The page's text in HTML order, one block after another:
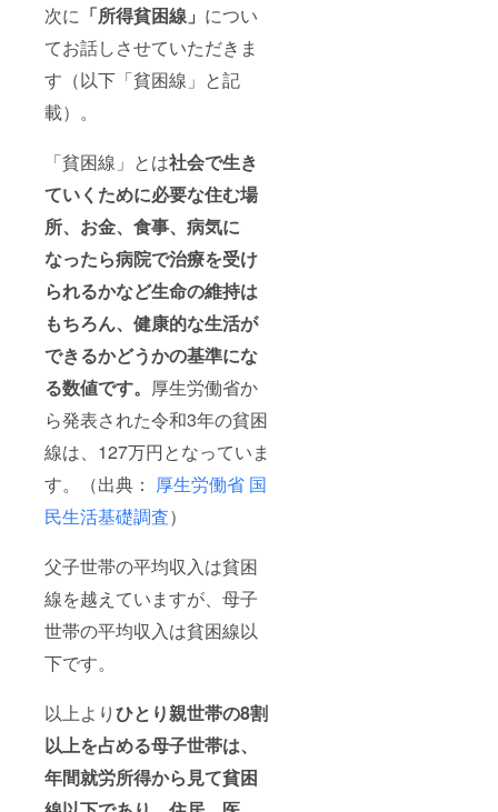
次に 「所得貧困線」 につい
てお話しさせていただきま
す（以下「貧困線」と記
載）。
「貧困線」とは社会で生き
ていくために必要な住む場
所、お金、食事、病気に
なったら病院で治療を受け
られるかなど生命の維持は
もちろん、健康的な生活が
できるかどうかの基準にな
る数値です。 厚生労働省か
ら発表された令和3年の貧困
線は、127万円となっていま
す。（出典： 厚生労働省 国
民生活基礎調査）
父子世帯の平均収入は貧困
線を越えていますが、母子
世帯の平均収入は貧困線以
下です。
以上よりひとり親世帯の8割
以上を占める母子世帯は、
年間就労所得から見て貧困